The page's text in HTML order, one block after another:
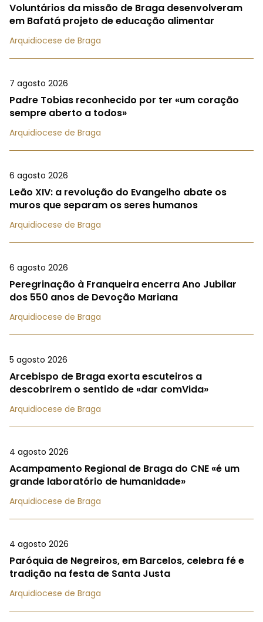
Voluntários da missão de Braga desenvolveram
em Bafatá projeto de educação alimentar
Arquidiocese de Braga
7 agosto 2026
Padre Tobias reconhecido por ter «um coração
sempre aberto a todos»
Arquidiocese de Braga
6 agosto 2026
Leão XIV: a revolução do Evangelho abate os
muros que separam os seres humanos
Arquidiocese de Braga
6 agosto 2026
Peregrinação à Franqueira encerra Ano Jubilar
dos 550 anos de Devoção Mariana
Arquidiocese de Braga
5 agosto 2026
Arcebispo de Braga exorta escuteiros a
descobrirem o sentido de «dar comVida»
Arquidiocese de Braga
4 agosto 2026
Acampamento Regional de Braga do CNE «é um
grande laboratório de humanidade»
Arquidiocese de Braga
4 agosto 2026
Paróquia de Negreiros, em Barcelos, celebra fé e
tradição na festa de Santa Justa
Arquidiocese de Braga